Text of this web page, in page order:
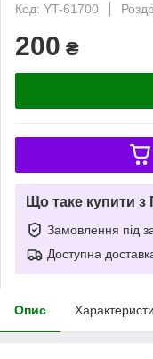
Код: YT-61700
200 ₴
Що таке купити
Замовлення під
Доступна
Опис